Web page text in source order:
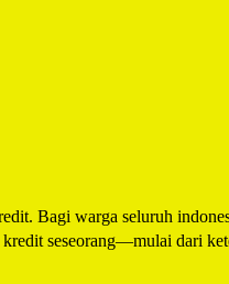
Bagi warga seluruh
seseorang—mulai dari